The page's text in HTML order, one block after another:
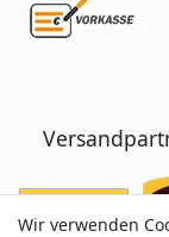
Wir verwenden
Wir verwenden